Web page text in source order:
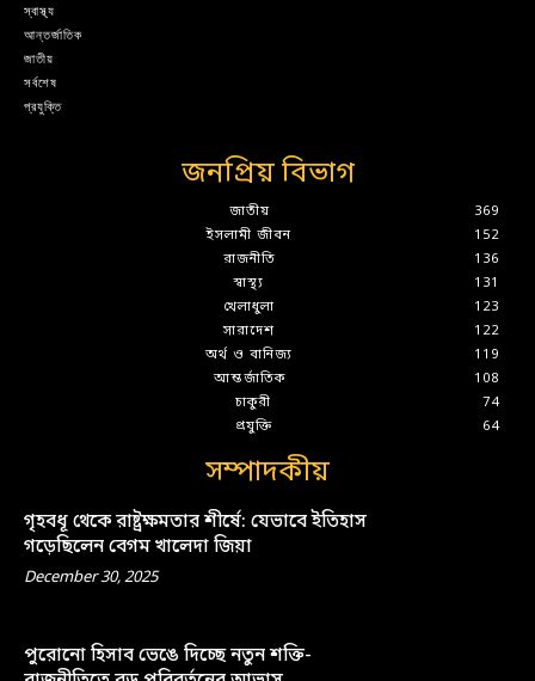
স্বাস্থ্য
আন্তর্জাতিক
জাতীয়
সর্বশেষ
প্রযুক্তি
জনপ্রিয় বিভাগ
জাতীয়
369
ইসলামী জীবন
152
রাজনীতি
136
স্বাস্থ্য
131
খেলাধুলা
123
সারাদেশ
122
অর্থ ও বানিজ্য
119
আন্তর্জাতিক
108
চাকুরী
74
প্রযুক্তি
64
সম্পাদকীয়
গৃহবধূ থেকে রাষ্ট্রক্ষমতার শীর্ষে: যেভাবে ইতিহাস
গড়েছিলেন বেগম খালেদা জিয়া
December 30, 2025
পুরোনো হিসাব ভেঙে দিচ্ছে নতুন শক্তি-